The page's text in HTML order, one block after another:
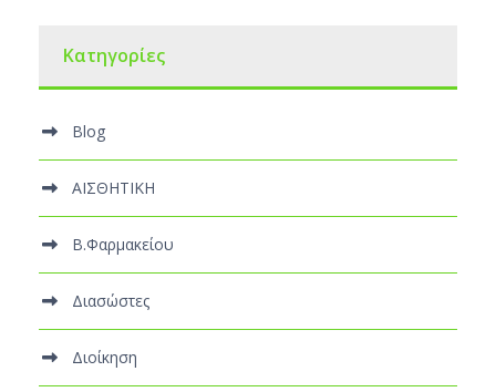
Kατηγορίες
Blog
ΑΙΣΘΗΤΙΚΗ
Β.Φαρμακείου
Διασώστες
Διοίκηση